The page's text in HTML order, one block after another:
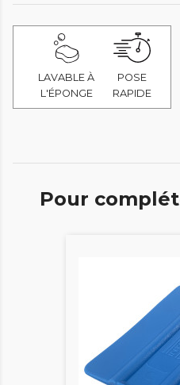
LAVABLE À
L'ÉPONGE
POSE
RAPIDE
Pour